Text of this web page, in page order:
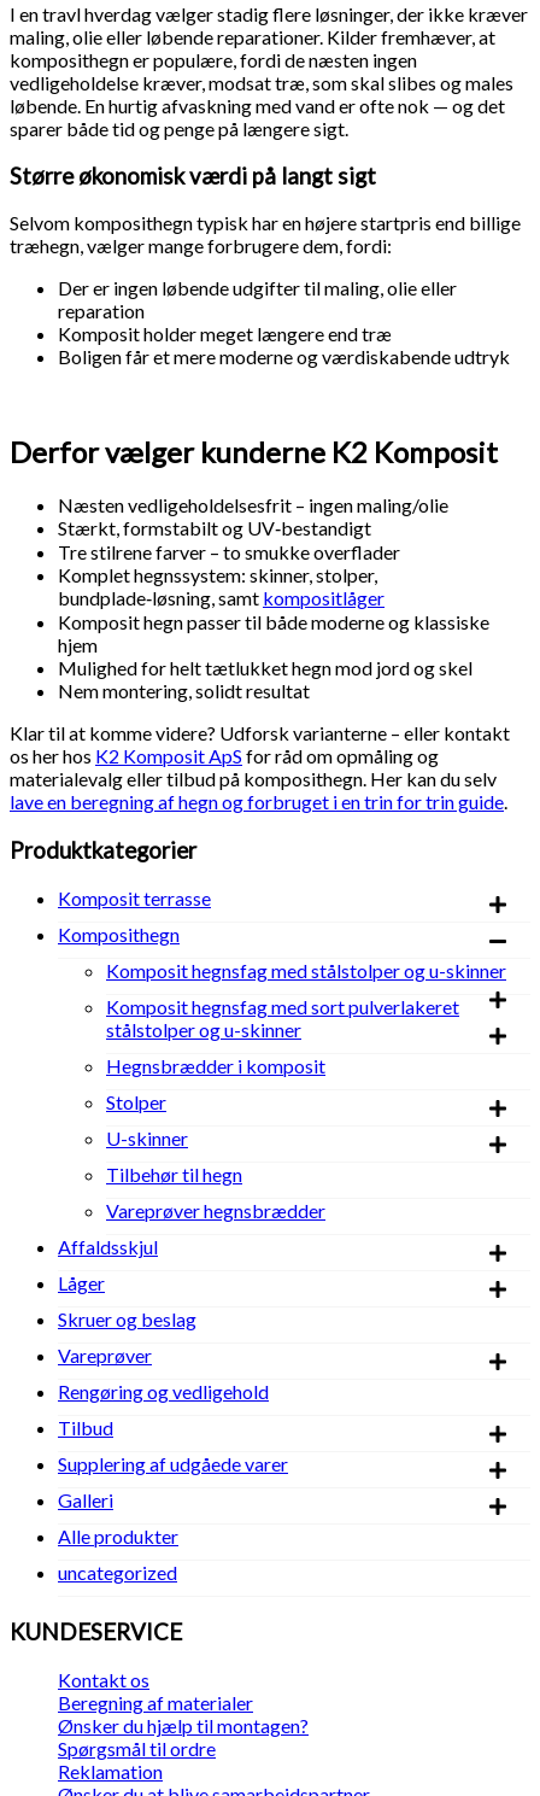
I en travl hverdag vælger stadig flere løsninger, der ikke kræver
maling, olie eller løbende reparationer. Kilder fremhæver, at
komposithegn er populære, fordi de næsten ingen
vedligeholdelse kræver, modsat træ, som skal slibes og males
løbende. En hurtig afvaskning med vand er ofte nok — og det
sparer både tid og penge på længere sigt.
Større økonomisk værdi på langt sigt
Selvom komposithegn typisk har en højere startpris end billige
træhegn, vælger mange forbrugere dem, fordi:
Der er ingen løbende udgifter til maling, olie eller
reparation
Komposit holder meget længere end træ
Boligen får et mere moderne og værdiskabende udtryk
Derfor vælger kunderne K2 Komposit
Næsten vedligeholdelsesfrit – ingen maling/olie
Stærkt, formstabilt og UV‑bestandigt
Tre stilrene farver – to smukke overflader
Komplet hegnssystem: skinner, stolper,
bundplade‑løsning, samt kompositlåger
Komposit hegn passer til både moderne og klassiske
hjem
Mulighed for helt tætlukket hegn mod jord og skel
Nem montering, solidt resultat
Klar til at komme videre? Udforsk varianterne – eller kontakt
os her hos K2 Komposit ApS for råd om opmåling og
materialevalg eller tilbud på komposithegn. Her kan du selv
lave en beregning af hegn og forbruget i en trin for trin guide.
Produktkategorier
Komposit terrasse
Komposithegn
Komposit hegnsfag med stålstolper og u-skinner
Komposit hegnsfag med sort pulverlakeret
stålstolper og u-skinner
Hegnsbrædder i komposit
Stolper
U-skinner
Tilbehør til hegn
Vareprøver hegnsbrædder
Affaldsskjul
Låger
Skruer og beslag
Vareprøver
Rengøring og vedligehold
Tilbud
Supplering af udgåede varer
Galleri
Alle produkter
uncategorized
KUNDESERVICE
Kontakt os
Beregning af materialer
Ønsker du hjælp til montagen?
Spørgsmål til ordre
Reklamation